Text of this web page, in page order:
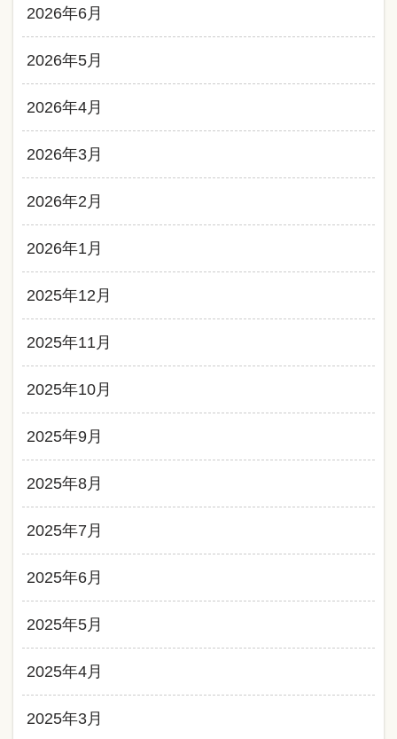
2026年6月
2026年5月
2026年4月
2026年3月
2026年2月
2026年1月
2025年12月
2025年11月
2025年10月
2025年9月
2025年8月
2025年7月
2025年6月
2025年5月
2025年4月
2025年3月